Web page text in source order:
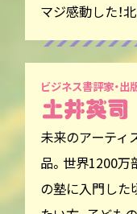
マジ感動した！
ビジネス書評家・出
未来のアーティ
品。世界1200万
の塾に入門した